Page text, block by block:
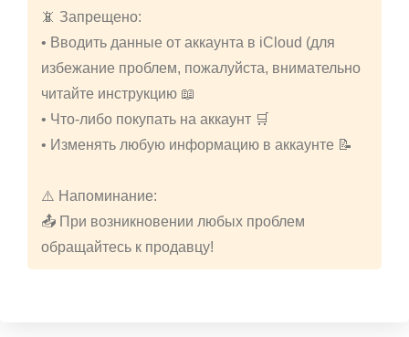
📵 Запрещено:
• Вводить данные от аккаунта в iCloud (для
избежание проблем, пожалуйста, внимательно
читайте инструкцию 📖
• Что-либо покупать на аккаунт 🛒
• Изменять любую информацию в аккаунте 📝
⚠️ Напоминание:
📤 При возникновении любых проблем
обращайтесь к продавцу!